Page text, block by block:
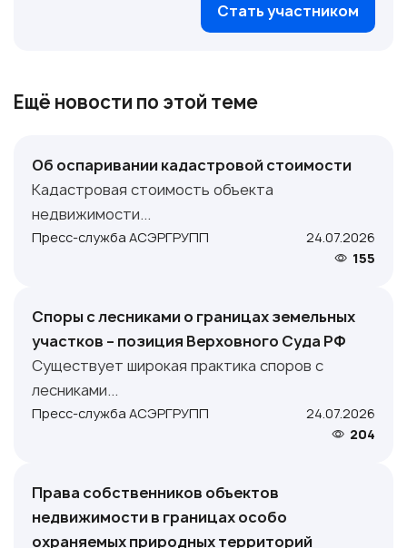
Стать участником
Ещё новости по этой теме
Об оспаривании кадастровой стоимости
Кадастровая стоимость объекта
недвижимости...
Пресс-служба АСЭРГРУПП
24.07.2026
155
Споры с лесниками о границах земельных
участков – позиция Верховного Суда РФ
Существует широкая практика споров с
лесниками...
Пресс-служба АСЭРГРУПП
24.07.2026
204
Права собственников объектов
недвижимости в границах особо
охраняемых природных территорий